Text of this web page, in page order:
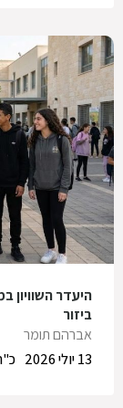
היעדר השוויון
ביזור
אברהם תומר
13 יולי 2026